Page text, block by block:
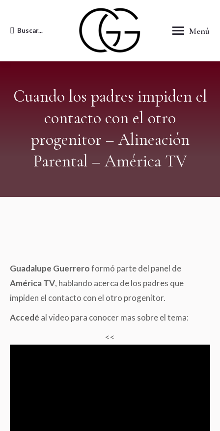
Menú
Buscar:
Buscar...
Cuando los padres impiden el
contacto con el otro
progenitor – Alineación
Parental – América TV
Guadalupe Guerreroformó parte del panel de
América TV, hablando acerca de los padres que
impiden el contacto con el otro progenitor.
Accedé al video para conocer mas sobre el tema:
<<